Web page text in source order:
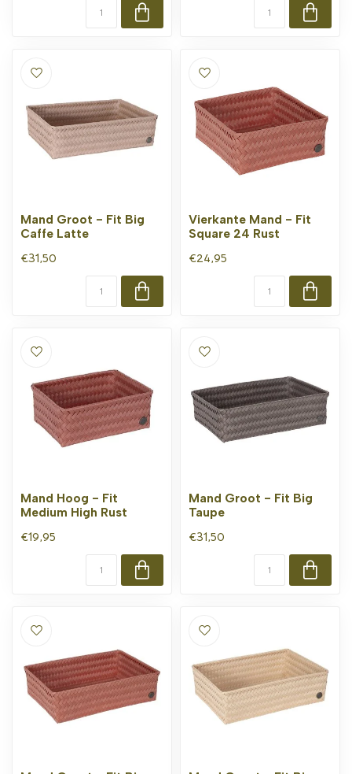
Mand Groot - Fit Big
Caffe Latte
€31,50
Vierkante Mand - Fit
Square 24 Rust
€24,95
Mand Hoog - Fit
Medium High Rust
€19,95
Mand Groot - Fit Big
Taupe
€31,50